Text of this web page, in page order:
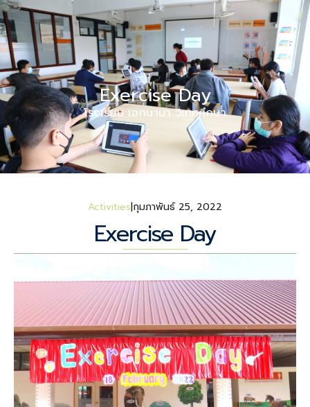
Exercise Day
โรงเรียน เอกนานา วิเทศศึกษา
Activities กุมภาพันธ์ 25, 2022
Exercise Day